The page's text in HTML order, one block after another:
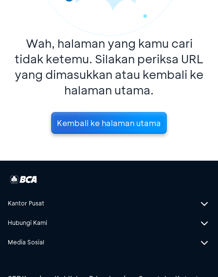
Wah, halaman yang kamu cari
tidak ketemu. Silakan periksa URL
yang dimasukkan atau kembali ke
halaman utama.
Kembali ke halaman utama
Kantor Pusat
Hubungi Kami
Media Sosial